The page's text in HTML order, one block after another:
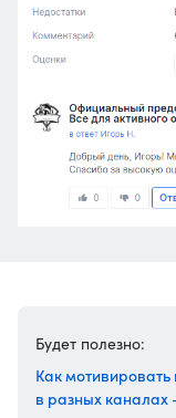
Будет полезно:
Как мотивировать
в разных каналах